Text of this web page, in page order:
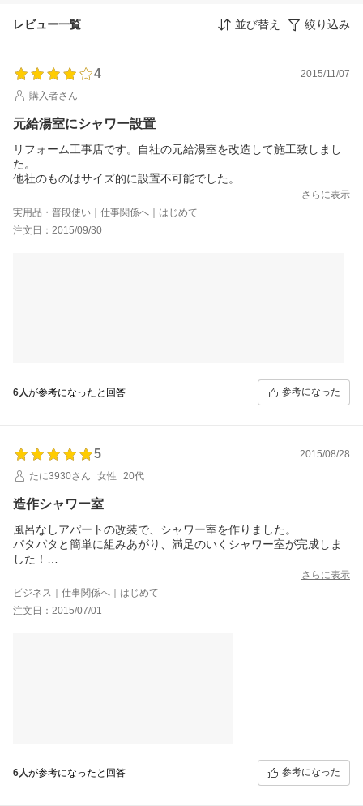
レビュー一覧 並び替え 絞り込み
4
2015/11/07
購入者さん
元給湯室にシャワー設置
リフォーム工事店です。自社の元給湯室を改造して施工致しまし
た。
他社のものはサイズ的に設置不可能でした。
こちらは限られたスペースに収まる必要最低限の寸法での設計、
非常に助かります。
脚の高さもありますので、図面をもらってから施工されることを
オススメ致します。
さらに表示
実用品・普段使い｜仕事関係へ｜はじめて
注文日：2015/09/30
6人が参考になったと回答 参考になった
5
2015/08/28
たに3930さん
女性 20代
造作シャワー室
風呂なしアパートの改装で、シャワー室を作りました。
パタパタと簡単に組みあがり、満足のいくシャワー室が完成しま
した！
シンプルでも必要なものは全て揃っていてとてもいい商品だと思
います。
オプションで必要なものだけ追加できる点もとてもいいと思いま
す。
さらに表示
ビジネス｜仕事関係へ｜はじめて
注文日：2015/07/01
6人が参考になったと回答 参考になった